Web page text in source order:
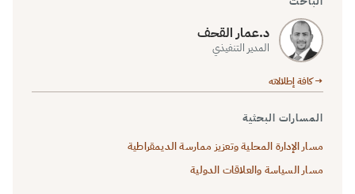
د.عمار القحف
المدير التنفيذي
→ كافة إطلالاته
المسارات البحثية
مسار الإدارة المحلية وتعزيز ممارسة الديمقراطية
مسار السياسة والعلاقات الدولية